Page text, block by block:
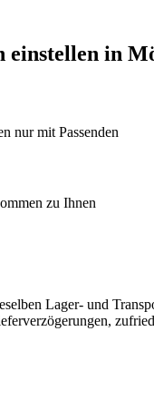
einstellen in
nur mit Passenden
zu Ihnen
Lager- und